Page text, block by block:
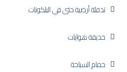
تدفئة أرضية حتى في البلكونات
حديقة هوايات
حمام السباحة